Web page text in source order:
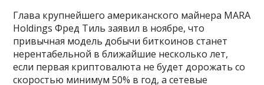
Глава крупнейшего американского майнера MARA
Holdings Фред Тиль заявил в ноябре, что
привычная модель добычи биткоинов станет
нерентабельной в ближайшие несколько лет,
если первая криптовалюта не будет дорожать со
скоростью минимум 50% в год, а сетевые